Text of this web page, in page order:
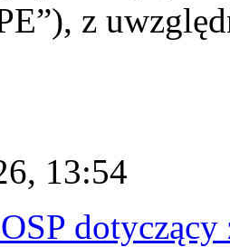
z
13:54
dotyczący